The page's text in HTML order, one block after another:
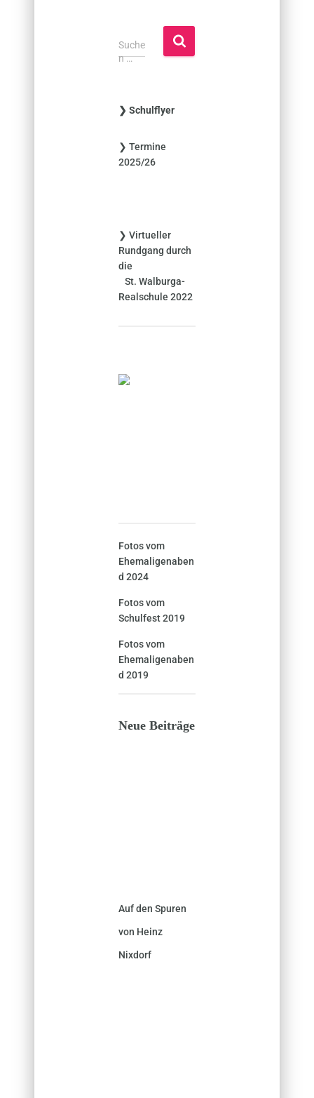
S
u
n
a
c
Suche
n …
❯ Schulflyer
❯ Termine
2025/26
❯ Virtueller
Rundgang durch
die
St. Walburga-
Realschule 2022
Fotos vom
Ehemaligenaben
d 2024
Fotos vom
Schulfest 2019
Fotos vom
Ehemaligenaben
d 2019
Neue Beiträge
Auf den Spuren
von Heinz
Nixdorf